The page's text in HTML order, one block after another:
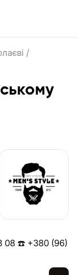
/
08 ☎️ +380 (96)